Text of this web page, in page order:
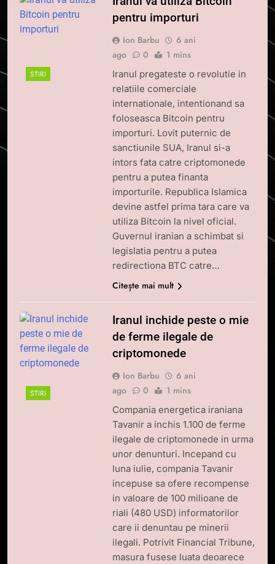
STIRI
pentru importuri
Ion Barbu
6 ani
ago
0 1 mins
Iranul pregateste o revolutie in
relatiile comerciale
internationale, intentionand sa
foloseasca Bitcoin pentru
importuri. Lovit puternic de
sanctiunile SUA, Iranul si-a
intors fata catre criptomonede
pentru a putea finanta
importurile. Republica Islamica
devine astfel prima tara care va
utiliza Bitcoin la nivel oficial.
Guvernul iranian a schimbat si
legislatia pentru a putea
redirectiona BTC catre…
Citește mai mult
STIRI
Iranul inchide peste o mie
de ferme ilegale de
criptomonede
Ion Barbu
6 ani
ago
0 1 mins
Compania energetica iraniana
Tavanir a inchis 1.100 de ferme
ilegale de criptomonede in urma
unor denunturi. Incepand cu
luna iulie, compania Tavanir
incepuse sa ofere recompense
in valoare de 100 milioane de
riali (480 USD) informatorilor
care ii denuntau pe minerii
ilegali. Potrivit Financial Tribune,
masura fusese luata deoarece